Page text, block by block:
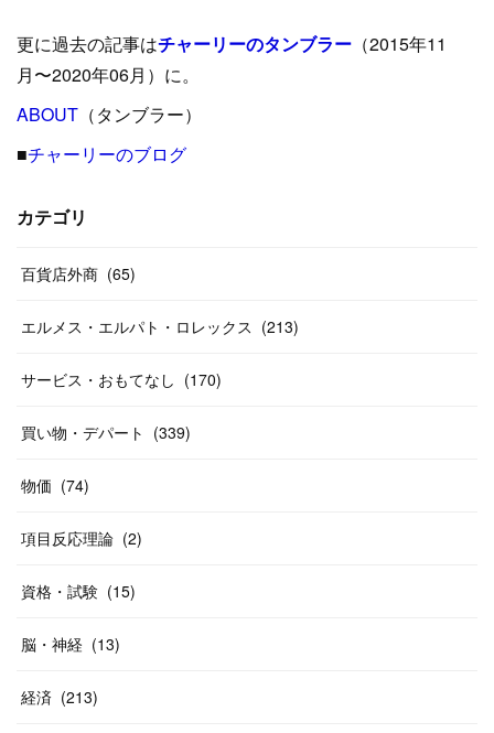
( 15
(24)
(8 )
(17
(12)
)
(12)
19)
(13
(14)
(33 )
(26)
27)
(29
(24)
(26
(31)
(31)
31
(26
(20)
(14
(46
(39)
( 23)
40
(55
(38)
(20
(31
58)
10
(24)
( 42)
(33
(46)
(20
更に過去の記事はチャーリーのタンブラー （2015年11
月〜2020年06月）に。
ABOUT （タンブラー）
■チャーリーのブログ
カテゴリ
百貨店外商 (65)
エルメス・エルパト・ロレックス (213)
サービス・おもてなし (170)
買い物・デパート (339)
物価 (74)
項目反応理論 (2)
資格・試験 (15)
脳・神経 (13)
経済 (213)